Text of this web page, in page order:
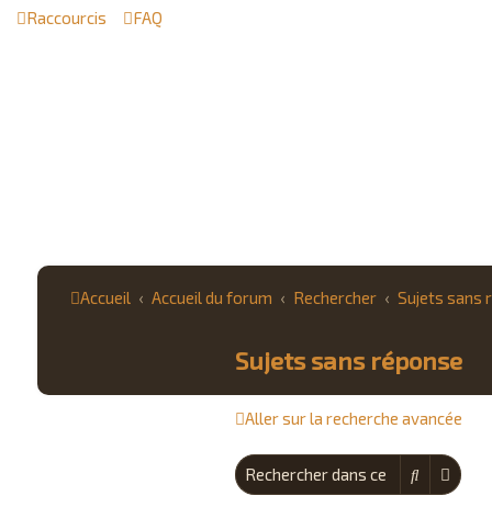
Raccourcis FAQ
Accueil Accueil du forum Rechercher Sujets sans
Sujets sans réponse
Aller sur la recherche avancée